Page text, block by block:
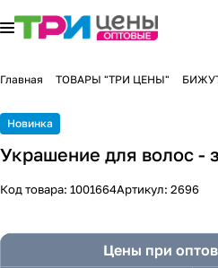
Главная ТОВАРЫ "ТРИ ЦЕНЫ"
Новинка
Украшение для волос -
Код товара: 1001664Артикул: 2696
Цены при